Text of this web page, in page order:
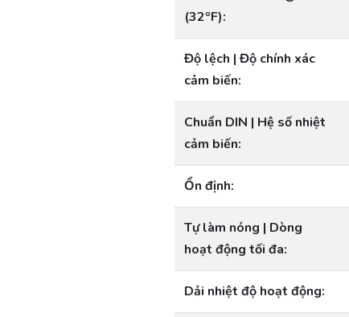
(32ºF):
Độ lệch | Độ chính xác
cảm biến:
Chuẩn DIN | Hệ số nhiệt
cảm biến:
Ổn định:
Tự làm nóng | Dòng
hoạt động tối đa:
Dải nhiệt độ hoạt động: